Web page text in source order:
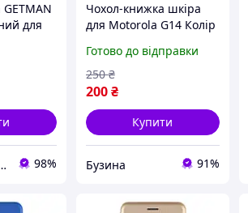
для
Мобільні аксесуари. 98%
Чохол-книжка шкіра
для Motorola G14 Колір
Готово до відправки
200 ₴
250 ₴
Купити
Бузина 91%